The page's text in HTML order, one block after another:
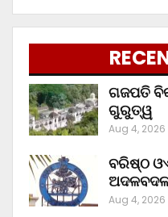
ଗଜପତି
ଗୁରୁତ୍ୱ
Aug 4, 2026
ବରିଷ୍ଠ
Aug 4, 2026